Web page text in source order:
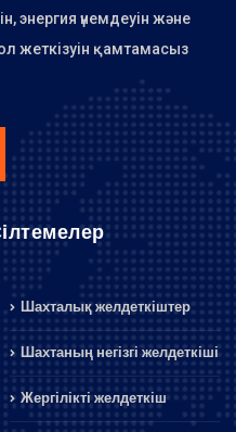
энергия үнемдеуін және
жеткізуін қамтамасыз
Шахталық желдеткіштер
Шахтаның негізгі желдеткіші
Жергілікті желдеткіш